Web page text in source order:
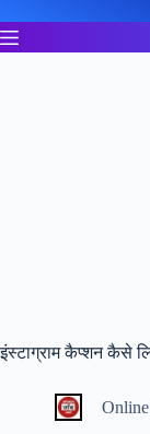
to
content
इंस्टाग्राम कैप्शन कैसे